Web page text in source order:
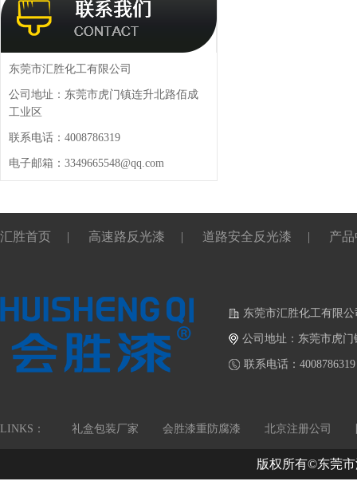
东莞市汇胜化工有限公司
公司地址：东莞市虎门镇连升北路佰成
工业区
联系电话：4008786319
电子邮箱：3349665548@qq.com
汇胜首页 | 高速路反光漆 | 道路安全反光漆 | 产
东莞市汇胜化工有限公
公司地址：东莞市虎
联系电话：4008786319
LINKS： 礼盒包装厂家 会胜漆重防腐漆 北京注册公司
版权所有©东莞